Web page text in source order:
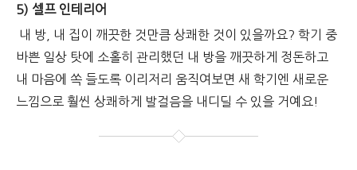
5) 셀프 인테리어
내 방, 내 집이 깨끗한 것만큼 상쾌한 것이 있을까요? 학기 중
바쁜 일상 탓에 소홀히 관리했던 내 방을 깨끗하게 정돈하고
내 마음에 쏙 들도록 이리저리 움직여보면 새 학기엔 새로운
느낌으로 훨씬 상쾌하게 발걸음을 내디딜 수 있을 거예요!